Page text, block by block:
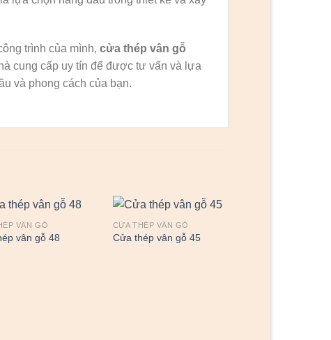
trình của mình, cửa thép vân gỗ
cung cấp uy tín để được tư vấn và lựa
và phong cách của bạn.
VÂN GỖ
vân gỗ 48
CỬA THÉP VÂN GỖ
Cửa thép vân gỗ 45